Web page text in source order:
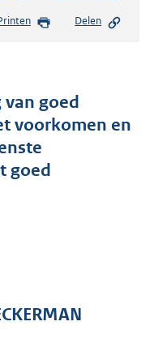
s
s
g
r
o
b
Delen
van goed
voorkomen en
goed